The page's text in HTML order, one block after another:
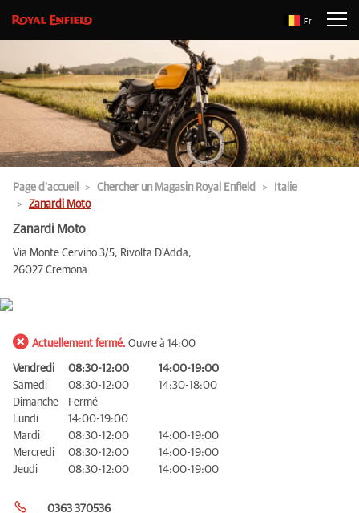
Fr
Page d’accueil Chercher un Magasin Royal Enfield
Italie
Zanardi Moto
Zanardi Moto
Via Monte Cervino 3/5, Rivolta D'Adda,
26027 Cremona
Actuellement fermé. Ouvre à 14:00
Vendredi 08:30-12:00
14:00-19:00
Samedi
08:30-12:00
14:30-18:00
Dimanche
Fermé
Lundi
14:00-19:00
Mardi
08:30-12:00
14:00-19:00
Mercredi
08:30-12:00
14:00-19:00
Jeudi
08:30-12:00 14:00-19:00
0363 370536